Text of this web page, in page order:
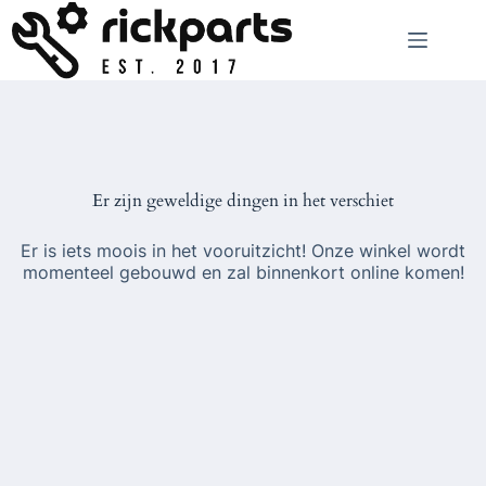
naar
de
inhoud
Er zijn geweldige dingen in het verschiet
Er is iets moois in het vooruitzicht! Onze winkel wordt
momenteel gebouwd en zal binnenkort online komen!